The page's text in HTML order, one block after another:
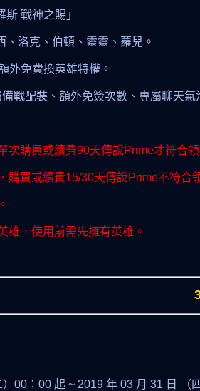
戰神之賜」
、洛克、伯頓、靈靈、蘿兒。
外免費換英雄特權。
戰配裝、額外免簽次數、專屬聊天氣
次購買或續費90天傳說Prime才符合領
購買或續費15/30天傳說Prime不符合
雄，使用前需先擁有英雄。
00：00 起 ~ 2019 年 03 月 31 日 （